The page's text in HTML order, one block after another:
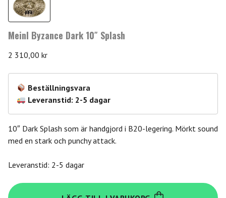
Meinl Byzance Dark 10″ Splash
2 310,00 kr
Beställningsvara
Leveranstid: 2-5 dagar
10″ Dark Splash som är handgjord i B20-legering. Mörkt sound
med en stark och punchy attack.
Leveranstid: 2-5 dagar
Meinl